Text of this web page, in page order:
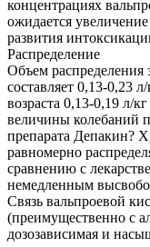
концентрациях
ожидается
развития
Распределение
Объем распределения
составляет 0,13-0,23
возраста 0,13-0,19 л/
величины колебаний
препарата Депакин?
равномерно
сравнению с
немедленным
Связь вальпроевой
(преимущественно с
дозозависимая и